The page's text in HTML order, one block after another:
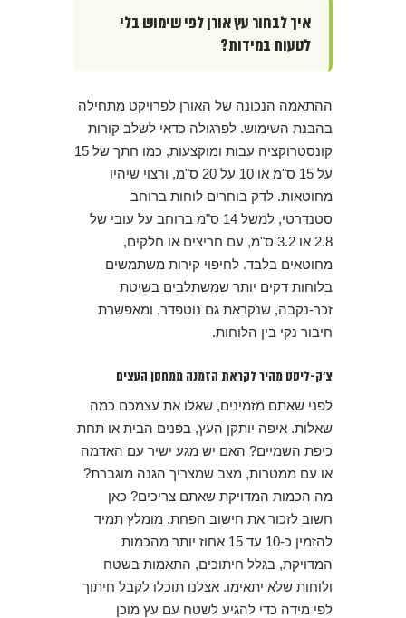
איך לבחור עץ אורן לפי שימוש בלי
לטעות במידות?
ההתאמה הנכונה של האורן לפרויקט מתחילה
בהבנת השימוש. לפרגולה כדאי לשלב קורות
קונסטרוקציה עבות ומוקצעות, כמו חתך של 15
על 15 ס"מ או 10 על 20 ס"מ, ורצוי שיהיו
מחוטאות. לדק בוחרים לוחות ברוחב
סטנדרטי, למשל 14 ס"מ ברוחב על עובי של
2.8 או 3.2 ס"מ, עם חריצים או חלקים,
מחוטאים בלבד. לחיפוי קירות משתמשים
בלוחות דקים יותר שמשתלבים בשיטת
זכר-נקבה, שנקראת גם נוטפדר, ומאפשרת
חיבור נקי בין הלוחות.
צ'ק-ליסט מהיר לקראת הזמנה ממחסן העצים
לפני שאתם מזמינים, שאלו את עצמכם כמה
שאלות. איפה יותקן העץ, בפנים הבית או תחת
כיפת השמיים? האם יש מגע ישיר עם האדמה
או עם ממטרות, מצב שמצריך הגנה מוגברת?
מה הכמות המדויקת שאתם צריכים? כאן
חשוב לזכור את חישוב הפחת. מומלץ תמיד
להזמין כ-10 עד 15 אחוז יותר מהכמות
המדויקת, בגלל חיתוכים, התאמות בשטח
ולוחות שלא יתאימו. אצלנו תוכלו לקבל חיתוך
לפי מידה כדי להגיע לשטח עם עץ מוכן